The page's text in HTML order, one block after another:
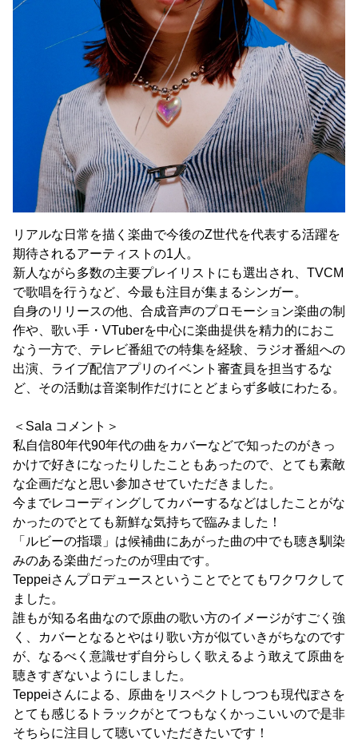
リアルな日常を描く楽曲で今後のZ世代を代表する活躍を
期待されるアーティストの1人。
新人ながら多数の主要プレイリストにも選出され、TVCM
で歌唱を行うなど、今最も注目が集まるシンガー。
自身のリリースの他、合成音声のプロモーション楽曲の制
作や、歌い手・VTuberを中心に楽曲提供を精力的におこ
なう一方で、テレビ番組での特集を経験、ラジオ番組への
出演、ライブ配信アプリのイベント審査員を担当するな
ど、その活動は音楽制作だけにとどまらず多岐にわたる。
＜Sala コメント＞
私自信80年代90年代の曲をカバーなどで知ったのがきっ
かけで好きになったりしたこともあったので、とても素敵
な企画だなと思い参加させていただきました。
今までレコーディングしてカバーするなどはしたことがな
かったのでとても新鮮な気持ちで臨みました！
「ルビーの指環」は候補曲にあがった曲の中でも聴き馴染
みのある楽曲だったのが理由です。
Teppeiさんプロデュースということでとてもワクワクして
ました。
誰もが知る名曲なので原曲の歌い方のイメージがすごく強
く、カバーとなるとやはり歌い方が似ていきがちなのです
が、なるべく意識せず自分らしく歌えるよう敢えて原曲を
聴きすぎないようにしました。
Teppeiさんによる、原曲をリスペクトしつつも現代ぽさを
とても感じるトラックがとてつもなくかっこいいので是非
そちらに注目して聴いていただきたいです！